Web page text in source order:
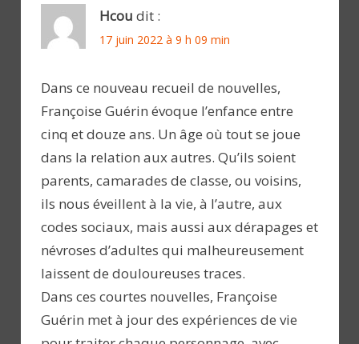
Hcou dit :
17 juin 2022 à 9 h 09 min
Dans ce nouveau recueil de nouvelles,
Françoise Guérin évoque l’enfance entre
cinq et douze ans. Un âge où tout se joue
dans la relation aux autres. Qu’ils soient
parents, camarades de classe, ou voisins,
ils nous éveillent à la vie, à l’autre, aux
codes sociaux, mais aussi aux dérapages et
névroses d’adultes qui malheureusement
laissent de douloureuses traces.
Dans ces courtes nouvelles, Françoise
Guérin met à jour des expériences de vie